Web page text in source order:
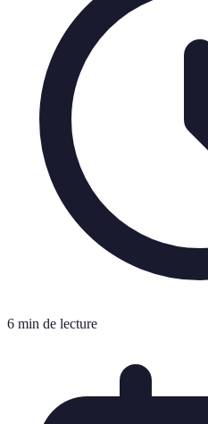
6 min de lecture